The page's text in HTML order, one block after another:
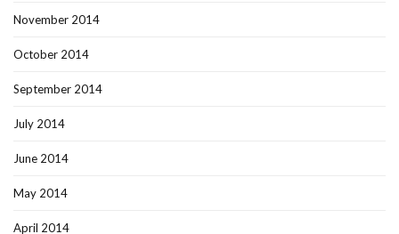
November 2014
October 2014
September 2014
July 2014
June 2014
May 2014
April 2014